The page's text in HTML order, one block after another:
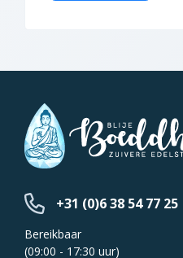
+31 (0)6 38 54 77 25
Bereikbaar
(09:00 - 17:30 uur)